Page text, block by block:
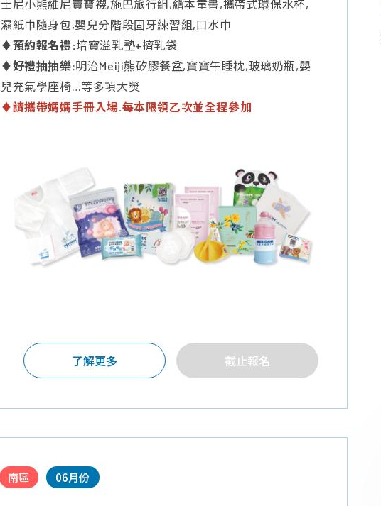
士尼小熊維尼寶寶襪,施巴旅行組,繪本童書,攜帶式環保水杯,
濕紙巾隨身包,嬰兒分階段固牙練習組,口水巾
♦預約報名禮:培寶溢乳墊+擠乳袋
♦好禮抽抽樂:明治Meiji熊矽膠餐盆,寶寶午睡枕,玻璃奶瓶,嬰
兒充氣學座椅…等多項大獎
♦請攜帶媽媽手冊入場.每本限領乙次並全程參加
了解更多 截止報名
南區 06月份